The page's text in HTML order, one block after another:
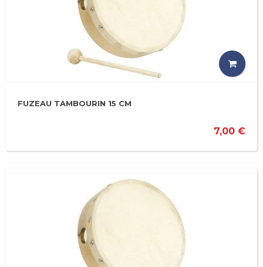
FUZEAU TAMBOURIN 15 CM
7,00 €